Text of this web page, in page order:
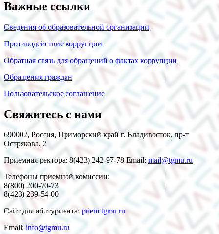
Важные ссылки
Сведения об образовательной организации
Противодействие коррупции
Обратная связь для обращений о фактах коррупции
Обращения граждан
Пользовательское соглашение
Свяжитесь с нами
690002, Россия, Приморский край г. Владивосток, пр-т
Острякова, 2
Приемная ректора: 8(423) 242-97-78 Email:mail@tgmu.ru
Телефоны приемной комиссии:
8(800) 200-70-73
8(423) 239-54-00
Сайт для абитуриента: priem.tgmu.ru
Email: info@tgmu.ru